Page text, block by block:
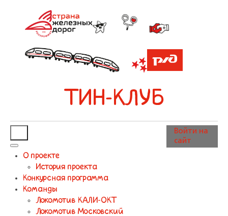
ТИН-КЛУБ
О проекте
История проекта
Конкурсная программа
Команды
Локомотив КАЛИ-ОКТ
Локомотив Московский
Войти на
сайт